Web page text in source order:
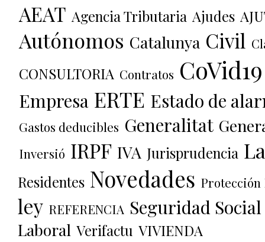
AEAT Agencia Tributaria Ajudes
Autónomos Catalunya Civil
CONSULTORIA Contratos CoVid19
Empresa ERTE Estado de
Gastos deducibles Generalitat
Inversió IRPF IVA Jurisprudencia
Residentes Novedades Protección
ley REFERENCIA Seguridad Social
Laboral Verifactu VIVIENDA